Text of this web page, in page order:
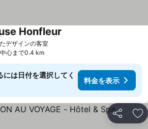
デザインの客室料金を表示
Honfleur
心まで0.4 km
は日付を選択してく
料金を表示
シェア お